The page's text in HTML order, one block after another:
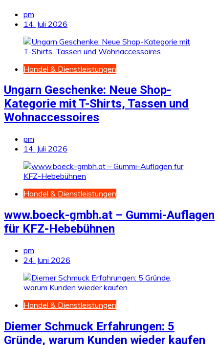
pm
14. Juli 2026
Handel & Dienstleistungen
Ungarn Geschenke: Neue Shop-
Kategorie mit T-Shirts, Tassen und
Wohnaccessoires
pm
14. Juli 2026
Handel & Dienstleistungen
www.boeck-gmbh.at – Gummi-Auflagen
für KFZ-Hebebühnen
pm
24. Juni 2026
Handel & Dienstleistungen
Diemer Schmuck Erfahrungen: 5
Gründe, warum Kunden wieder kaufen